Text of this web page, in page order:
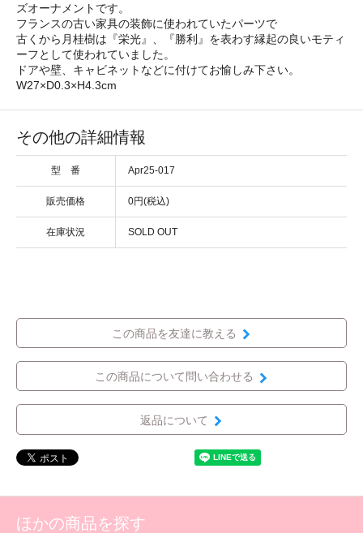
ズオーナメントです。
フランスの古い家具の装飾に使われていたパーツで
古くから月桂樹は『栄光』、『勝利』を表わす縁起の良いモティ
ーフとして使われていました。
ドアや壁、キャビネットなどに付けてお愉しみ下さい。
W27×D0.3×H4.3cm
その他の詳細情報
型 番 Apr25-017
販売価格 0円(税込)
在庫状況 SOLD OUT
この商品を友達に教える
この商品について問い合わせる
返品について
ほかの商品を探す